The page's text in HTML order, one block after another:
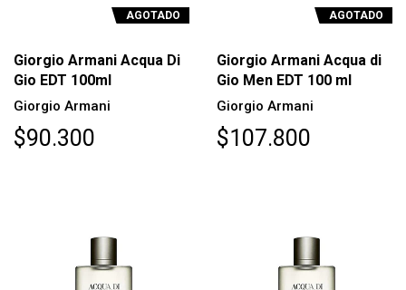
AGOTADO
Giorgio Armani Acqua Di
Gio EDT 100ml
Giorgio Armani
$90.300
AGOTADO
Giorgio Armani Acqua di
Gio Men EDT 100 ml
Giorgio Armani
$107.800